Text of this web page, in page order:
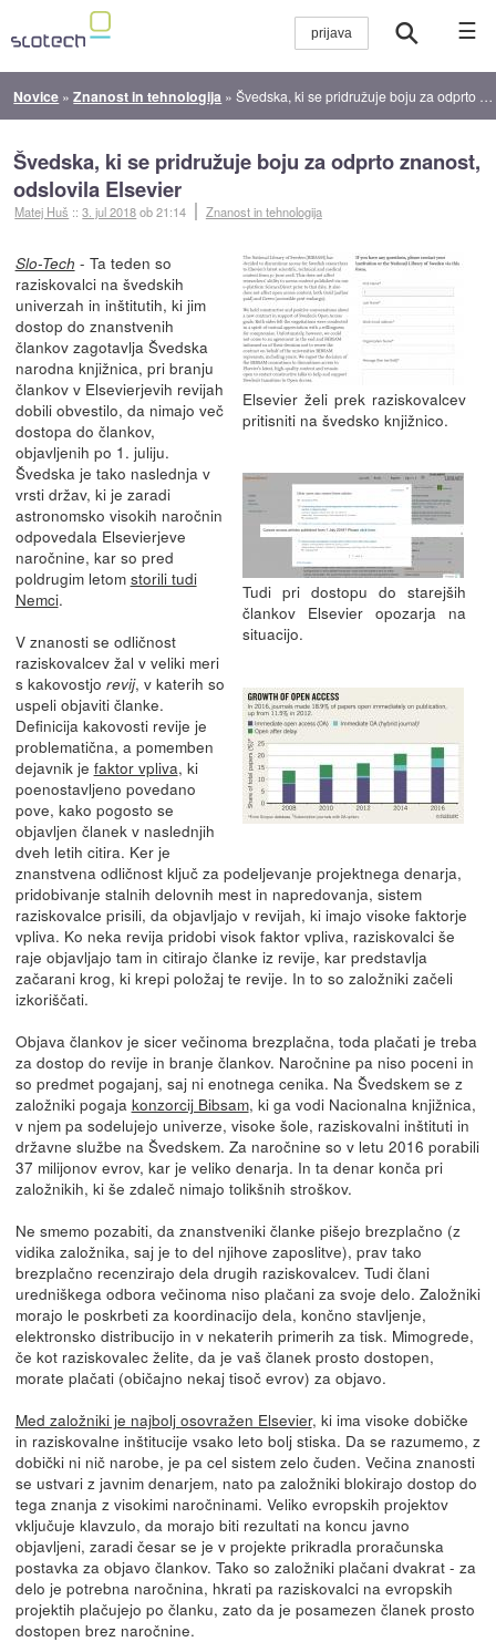
☰
Novice »Znanost in tehnologija »Švedska, ki se pridružuje boju za odprto znanost, odslovila Elsevier
Švedska, ki se pridružuje boju za odprto znanost,
odslovila Elsevier
Matej Huš ::3. jul 2018ob 21:14 Znanost in tehnologija
Elsevier želi prek raziskovalcev
pritisniti na švedsko knjižnico.
Tudi pri dostopu do starejših
člankov Elsevier opozarja na
situacijo.
Slo-Tech - Ta teden so
raziskovalci na švedskih
univerzah in inštitutih, ki jim
dostop do znanstvenih
člankov zagotavlja Švedska
narodna knjižnica, pri branju
člankov v Elsevierjevih revijah
dobili obvestilo, da nimajo več
dostopa do člankov,
objavljenih po 1. juliju.
Švedska je tako naslednja v
vrsti držav, ki je zaradi
astronomsko visokih naročnin
odpovedala Elsevierjeve
naročnine, kar so pred
poldrugim letom storili tudi
Nemci.
V znanosti se odličnost
raziskovalcev žal v veliki meri
s kakovostjo revij, v katerih so
uspeli objaviti članke.
Definicija kakovosti revije je
problematična, a pomemben
dejavnik je faktor vpliva, ki
poenostavljeno povedano
pove, kako pogosto se
objavljen članek v naslednjih
dveh letih citira. Ker je
znanstvena odličnost ključ za podeljevanje projektnega denarja,
pridobivanje stalnih delovnih mest in napredovanja, sistem
raziskovalce prisili, da objavljajo v revijah, ki imajo visoke faktorje
vpliva. Ko neka revija pridobi visok faktor vpliva, raziskovalci še
raje objavljajo tam in citirajo članke iz revije, kar predstavlja
začarani krog, ki krepi položaj te revije. In to so založniki začeli
izkoriščati.
Objava člankov je sicer večinoma brezplačna, toda plačati je treba
za dostop do revije in branje člankov. Naročnine pa niso poceni in
so predmet pogajanj, saj ni enotnega cenika. Na Švedskem se z
založniki pogaja konzorcij Bibsam, ki ga vodi Nacionalna knjižnica,
v njem pa sodelujejo univerze, visoke šole, raziskovalni inštituti in
državne službe na Švedskem. Za naročnine so v letu 2016 porabili
37 milijonov evrov, kar je veliko denarja. In ta denar konča pri
založnikih, ki še zdaleč nimajo tolikšnih stroškov.
Ne smemo pozabiti, da znanstveniki članke pišejo brezplačno (z
vidika založnika, saj je to del njihove zaposlitve), prav tako
brezplačno recenzirajo dela drugih raziskovalcev. Tudi člani
uredniškega odbora večinoma niso plačani za svoje delo. Založniki
morajo le poskrbeti za koordinacijo dela, končno stavljenje,
elektronsko distribucijo in v nekaterih primerih za tisk. Mimogrede,
če kot raziskovalec želite, da je vaš članek prosto dostopen,
morate plačati (običajno nekaj tisoč evrov) za objavo.
Med založniki je najbolj osovražen Elsevier, ki ima visoke dobičke
in raziskovalne inštitucije vsako leto bolj stiska. Da se razumemo, z
dobički ni nič narobe, je pa cel sistem zelo čuden. Večina znanosti
se ustvari z javnim denarjem, nato pa založniki blokirajo dostop do
tega znanja z visokimi naročninami. Veliko evropskih projektov
vključuje klavzulo, da morajo biti rezultati na koncu javno
objavljeni, zaradi česar se je v projekte prikradla proračunska
postavka za objavo člankov. Tako so založniki plačani dvakrat - za
delo je potrebna naročnina, hkrati pa raziskovalci na evropskih
projektih plačujejo po članku, zato da je posamezen članek prosto
dostopen brez naročnine.